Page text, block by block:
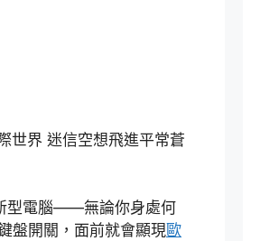
世界 迷信空想飛進平常蒼
型電腦——無論你身處何
盤開關，面前就會顯現歐